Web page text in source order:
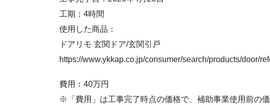
工期：4時間
使用した商品：
ドアリモ 玄関ドア/玄関引戸
https://www.ykkap.co.jp/consumer/search/products/door/
費用：40万円
※「費用」は工事完了時点の価格で、補助事業使用前の価